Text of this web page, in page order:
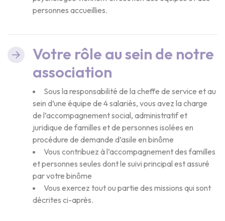
personnes accueillies.
Votre rôle au sein de notre
association
Sous la responsabilité de la cheffe de service et au
sein d’une équipe de 4 salariés, vous avez la charge
de l’accompagnement social, administratif et
juridique de familles et de personnes isolées en
procédure de demande d’asile en binôme
Vous contribuez à l’accompagnement des familles
et personnes seules dont le suivi principal est assuré
par votre binôme
Vous exercez tout ou partie des missions qui sont
décrites ci-après.